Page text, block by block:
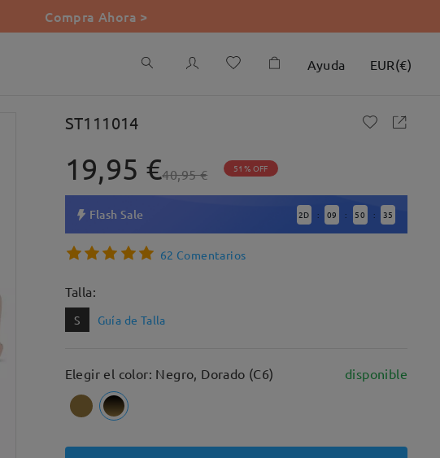
Compra Ahora >
Ayuda EUR(€)
ST111014
19,95 €40,95 € 51% OFF
Flash Sale 2D : 09 : 50 : 34
62 Comentarios
Talla:
S Guía de Talla
Elegir el color: Negro, Dorado (C6) disponible